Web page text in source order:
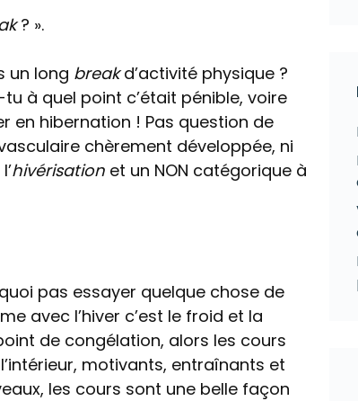
? ».
un long breakd’activité physique ?
à quel point c’était pénible, voire
en hibernation ! Pas question de
chèrement développée, ni
hivérisation et un NON catégorique à
pas essayer quelque chose de
avec l’hiver c’est le froid et la
de congélation, alors les cours
motivants, entraînants et
les cours sont une belle façon